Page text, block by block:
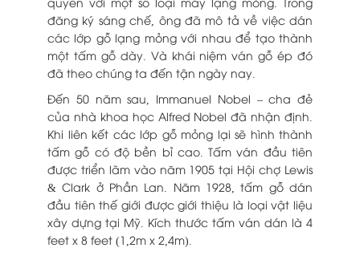
đăng ký sáng chế, ông đã mô tả về việc dán
các lớp gỗ lạng mỏng với nhau để tạo thành
một tấm gỗ dày. Và khái niệm ván gỗ ép đó
đã theo chúng ta đến tận ngày nay.
Đến 50 năm sau, Immanuel Nobel – cha đẻ
của nhà khoa học Alfred Nobel đã nhận định.
Khi liên kết các lớp gỗ mỏng lại sẽ hình thành
tấm gỗ có độ bền bỉ cao. Tấm ván đầu tiên
được triển lãm vào năm 1905 tại Hội chợ Lewis
& Clark ở Phần Lan. Năm 1928, tấm gỗ dán
đầu tiên thế giới được giới thiệu là loại vật liệu
xây dựng tại Mỹ. Kích thước tấm ván dán là 4
feet x 8 feet (1,2m x 2,4m).